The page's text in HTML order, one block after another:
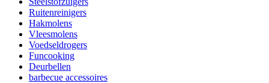
Ruitenreinigers
Hakmolens
Vleesmolens
Voedseldrogers
Funcooking
Deurbellen
barbecue accessoires